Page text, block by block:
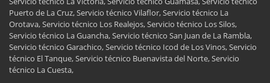
Puerto de La Cruz, Servicio técnico Vilaflor, Servicio técnico La
Orotava, Servicio técnico Los Realejos, Servicio técnico Los Silos,
Servicio técnico La Guancha, Servicio técnico San Juan de La Rambla,
Servicio técnico Garachico, Servicio técnico Icod de Los Vinos, Servicio
técnico El Tanque, Servicio técnico Buenavista del Norte, Servicio
técnico La Cuesta,